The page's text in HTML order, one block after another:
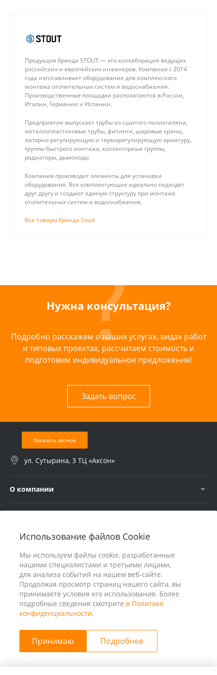
Использование файлов Cookie
Мы используем файлы cookie, разработанные
нашими специалистами и третьими лицами,
для анализа событий на нашем веб-сайте.
Продолжая просмотр страниц нашего сайта, вы
принимаете условия его использования. Более
подробные сведения смотрите в Политике
конфиденциальности.
Принимаю Подробнее
Продукция бренда STOUT — это коллаборация ведущих
российских и европейских инженеров. Компания с 2014
года изготавливает оборудование для комплексного
монтажа отопительных систем и водоснабжения.
Производственные площадки располагаются в России,
Италии, Германии и Испании.
Предприятие выпускает трубы из сшитого полиэтилена,
металлопластиковые трубы, фитинги, шаровые краны,
запорно-регулирующую и терморегулирующую арматуру,
группы быстрого монтажа, коллекторные группы,
радиаторы, дымоходы.
Компания производит элементы для установки
оборудования. Все комплектующие идеально подходят
друг другу и создают единую структуру при монтаже
отопительных систем и водоснабжения.
Все товары бренда Stout
Нужна консультация?
Подробно расскажем о наших услугах, видах работ
и типовых проектах, рассчитаем стоимость и
подготовим индивидуальное предложение!
Задать вопрос
Заказать звонок
ул. Сутырина, 3 ТЦ «Аксон»
О компании